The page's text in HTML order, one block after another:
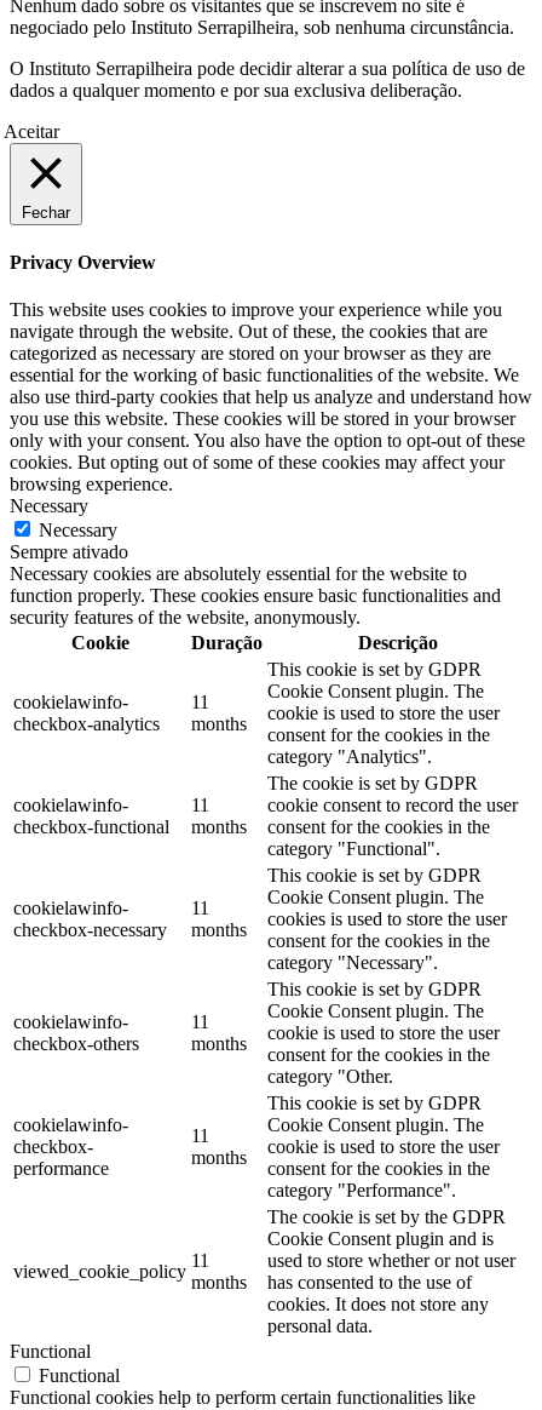
Nenhum dado sobre os visitantes que se inscrevem no site é
negociado pelo Instituto Serrapilheira, sob nenhuma circunstância.
O Instituto Serrapilheira pode decidir alterar a sua política de uso de
dados a qualquer momento e por sua exclusiva deliberação.
Aceitar
Fechar
Privacy Overview
This website uses cookies to improve your experience while you
navigate through the website. Out of these, the cookies that are
categorized as necessary are stored on your browser as they are
essential for the working of basic functionalities of the website. We
also use third-party cookies that help us analyze and understand how
you use this website. These cookies will be stored in your browser
only with your consent. You also have the option to opt-out of these
cookies. But opting out of some of these cookies may affect your
browsing experience.
Necessary
Necessary
Sempre ativado
Necessary cookies are absolutely essential for the website to
function properly. These cookies ensure basic functionalities and
security features of the website, anonymously.
Cookie
Duração Descrição
cookielawinfo-
checkbox-analytics
11
months
This cookie is set by GDPR
Cookie Consent plugin. The
cookie is used to store the user
consent for the cookies in the
category "Analytics".
cookielawinfo-
checkbox-functional
11
months
The cookie is set by GDPR
cookie consent to record the user
consent for the cookies in the
category "Functional".
cookielawinfo-
checkbox-necessary
11
months
This cookie is set by GDPR
Cookie Consent plugin. The
cookies is used to store the user
consent for the cookies in the
category "Necessary".
cookielawinfo-
checkbox-others
11
months
This cookie is set by GDPR
Cookie Consent plugin. The
cookie is used to store the user
consent for the cookies in the
category "Other.
cookielawinfo-
checkbox-
performance
11
months
This cookie is set by GDPR
Cookie Consent plugin. The
cookie is used to store the user
consent for the cookies in the
category "Performance".
viewed_cookie_policy
11
months
The cookie is set by the GDPR
Cookie Consent plugin and is
used to store whether or not user
has consented to the use of
cookies. It does not store any
personal data.
Functional
Functional
Functional cookies help to perform certain functionalities like